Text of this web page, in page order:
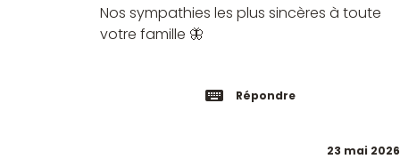
Nos sympathies les plus sincères à toute
votre famille 🦋
Répondre
23 mai 2026